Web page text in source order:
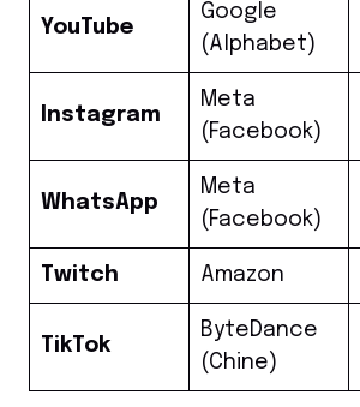
YouTube
Google
(Alphabet)
Instagram
Meta
(Facebook)
WhatsApp
Meta
(Facebook)
Twitch Amazon
TikTok
ByteDance
(Chine)